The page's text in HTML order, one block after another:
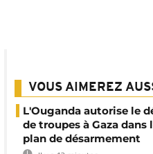
VOUS AIMEREZ
L'Ouganda autorise le
de troupes à Gaza dans
plan de désarmement